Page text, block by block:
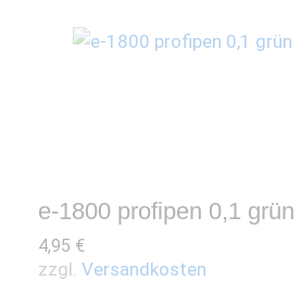
e-1800 profipen 0,1 grün
4,95 €
zzgl. Versandkosten